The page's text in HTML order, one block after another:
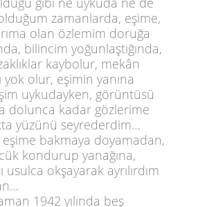
zamanlarda, eşime,
olan özlemim doruğa
bilincim yoğunlaştığında,
kaybolur, mekân
yok olur, eşimin yanına
uykudayken, görüntüsü
dolunca kadar gözlerime
yüzünü seyrederdim…
bakmaya doyamadan,
kondurup yanağına,
usulca okşayarak ayrılırdım
1942 yılında beş